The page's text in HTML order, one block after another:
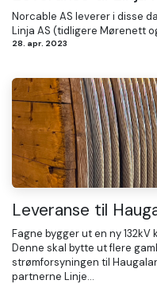
Norcable AS leverer i disse
Linja AS (tidligere Mørenett
28. apr. 2023
Leveranse til
Fagne bygger ut en ny
Denne skal bytte ut flere
strømforsyningen til
partnerne Linje...